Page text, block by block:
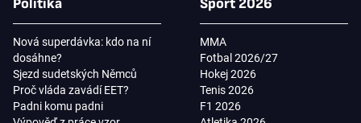
Politika
Nová superdávka: kdo na ní
dosáhne?
Sjezd sudetských Němců
Proč vláda zavádí EET?
Padni komu padni
Sport 2026
MMA
Fotbal 2026/27
Hokej 2026
Tenis 2026
F1 2026